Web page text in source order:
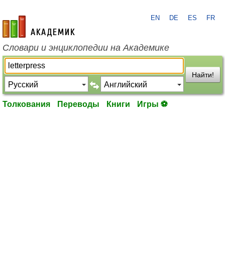
academic.ru
EN DE ES FR
Словари и энциклопедии на Академике
Найти!
Толкования Переводы Книги Игры ⚽